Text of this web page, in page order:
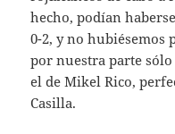
hecho, podían
0-2, y no hubiésemos
por nuestra parte
el de Mikel Rico,
Casilla.